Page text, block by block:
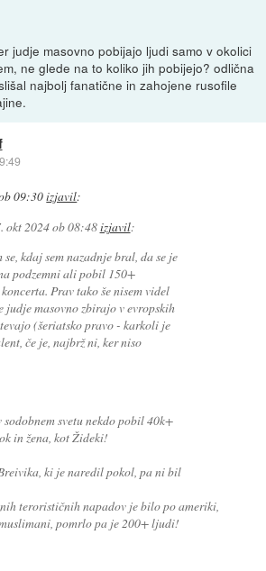
judje masovno pobijajo ljudi samo v okolici
ne glede na to koliko jih pobijejo? odlična
najbolj fanatične in zahojene rusofile
09:30izjavil:
okt 2024 ob 08:48izjavil:
se, kdaj sem nazadnje bral, da se je
podzemni ali pobil 150+
Prav tako še nisem videl
judje masovno zbirajo v evropskih
(šeriatsko pravo - karkoli je
če je, najbrž ni, ker niso
sodobnem svetu nekdo pobil 40k+
in žena, kot Žideki!
ki je naredil pokol, pa ni bil
terorističnih napadov je bilo po ameriki,
pomrlo pa je 200+ ljudi!